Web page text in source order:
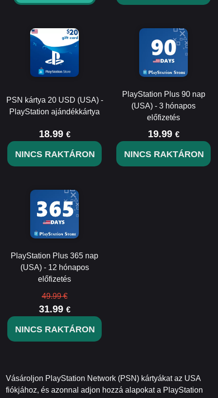
PSN kártya 20 USD (USA) -
PlayStation ajándékkártya
18.99 €
NINCS RAKTÁRON
PlayStation Plus 90 nap
(USA) - 3 hónapos
előfizetés
19.99 €
NINCS RAKTÁRON
PlayStation Plus 365 nap
(USA) - 12 hónapos
előfizetés
49.99 €
31.99 €
NINCS RAKTÁRON
Vásároljon PlayStation Network (PSN) kártyákat az USA
fiókjához, és azonnal adjon hozzá alapokat a PlayStation